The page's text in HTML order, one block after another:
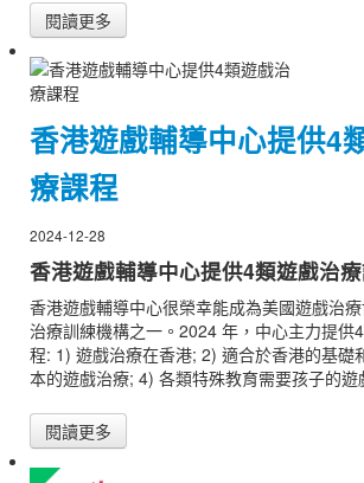
閱讀更多
香港遊戲輔導中心提供4
療課程
2024-12-28
香港遊戲輔導中心提供4類遊戲治
香港遊戲輔導中心很榮幸能成為美國遊戲治
治療訓練機構之一。2024 年，中心主力提供
程: 1) 遊戲治療在香港; 2) 適合於香港的基礎
本的遊戲治療; 4) 各類特殊教育需要孩子的遊
閱讀更多